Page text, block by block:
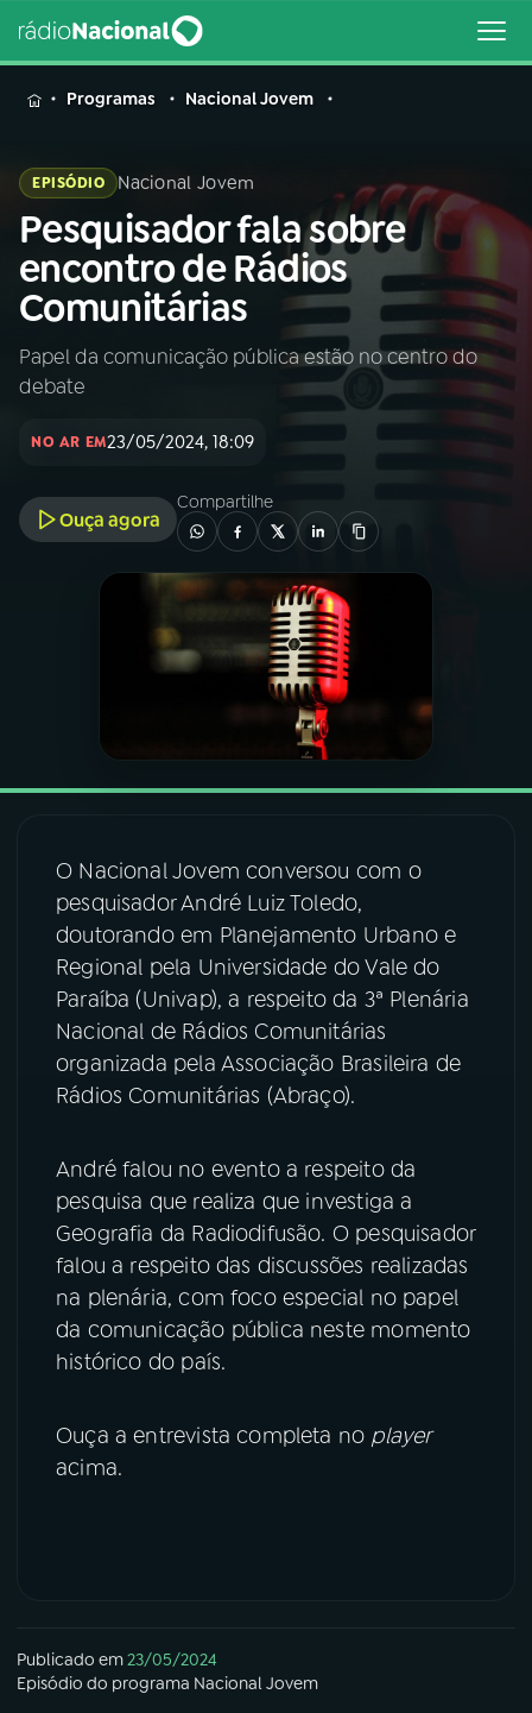
MENU
Buscar
na
Rádio
Nacional
Buscar
AO VIVO
INÍCIO
A RÁDIO
PROGRAMAÇÃO
PROGRAMAS
PODCASTS
07ÚLTIMAS
08FESTIVAL DE MÚSICA
ACOMPANHE A RÁDIO NACIONAL
YouTube Facebook
Instagram X
TikTok
Programas Nacional Jovem
EPISÓDIO Nacional Jovem
Pesquisador fala sobre
encontro de Rádios
Comunitárias
Papel da comunicação pública estão no centro do
debate
NO AR EM23/05/2024, 18:09
Ouça agora
Compartilhe
O Nacional Jovem conversou com o
pesquisador André Luiz Toledo,
doutorando em Planejamento Urbano e
Regional pela Universidade do Vale do
Paraíba (Univap), a respeito da 3ª Plenária
Nacional de Rádios Comunitárias
organizada pela Associação Brasileira de
Rádios Comunitárias (Abraço).
André falou no evento a respeito da
pesquisa que realiza que investiga a
Geografia da Radiodifusão. O pesquisador
falou a respeito das discussões realizadas
na plenária, com foco especial no papel
da comunicação pública neste momento
histórico do país.
Ouça a entrevista completa no player
acima.
Publicado em23/05/2024
Episódio do programa Nacional Jovem